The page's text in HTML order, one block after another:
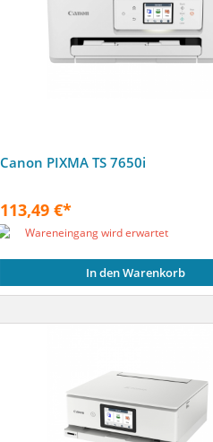
Canon PIXMA TS 7650i
113,49 €*
Wareneingang wird erwartet
In den Warenkorb